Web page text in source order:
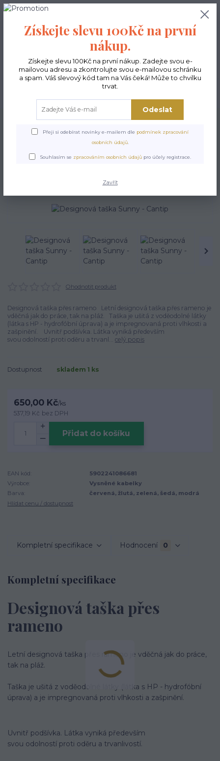
0,00 Kč
Kabelky ekologické Kabelky střední
Designová taška Sunny -
Ohodnotit produkt
Designová taška přes rameno Letní designová taška přes rameno je
vděčná jak do práce, tak na pláž. Taška je ušitá z voděodolné látky
(látka s HP - hydrofóbní úprava) a je impregnovaná proti vlhkosti a
zašpinění. Uvnitř podšívka. Látka vyniká především
svou odolností proti oděru a trvanl... celý popis
Dostupnost skladem 1 ks
650,00 Kč/ks
537,19 Kč bez DPH
Přidat do košíku
EAN kód:
5902241086681
Výrobce:
Vysněné kabelky
Barva:
červená, žlutá, zelená, šedá, modrá
Hlídat cenu / dostupnost
Kompletní specifikace Hodnocení 0
Kompletní specifikace
Designová taška přes
rameno
Letní designová taška přes rameno je vděčná jak do práce,
tak na pláž.
Taška je ušitá z voděodolné látky (látka s HP - hydrofóbní
úprava) a je impregnovaná proti vlhkosti a zašpinění.
Uvnitř podšívka. Látka vyniká především
svou odolností proti oděru a trvanlivostí.
Získejte slevu 100Kč na první
nákup.
Získejte slevu 100Kč na první nákup. Zadejte svou e-
mailovou adresu a zkontrolujte svou e-mailovou schránku
a spam. Váš slevový kód tam na Vás čeká! Může to chvilku
trvat.
Odeslat
Přeji si odebírat novinky e-mailem dle podmínek zpracování
osobních údajů.
Souhlasím se zpracováním osobních údajů pro účely registrace.
Zavřít